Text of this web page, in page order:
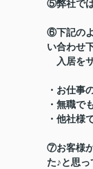
⑤弊社で
⑥下記の
い合わせ
入居を
・お仕事
・無職で
・他社様
⑦お客様
た♪と思